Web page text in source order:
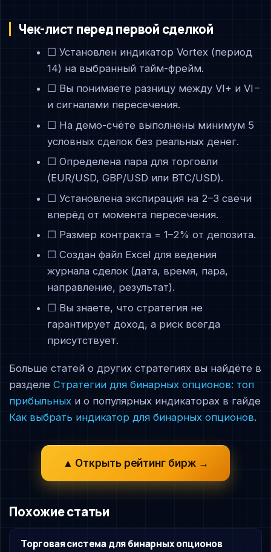
Чек-лист перед первой сделкой
☐ Установлен индикатор Vortex (период
14) на выбранный тайм-фрейм.
☐ Вы понимаете разницу между VI+ и VI−
и сигналами пересечения.
☐ На демо-счёте выполнены минимум 5
условных сделок без реальных денег.
☐ Определена пара для торговли
(EUR/USD, GBP/USD или BTC/USD).
☐ Установлена экспирация на 2–3 свечи
вперёд от момента пересечения.
☐ Размер контракта = 1–2% от депозита.
☐ Создан файл Excel для ведения
журнала сделок (дата, время, пара,
направление, результат).
☐ Вы знаете, что стратегия не
гарантирует доход, а риск всегда
присутствует.
Больше статей о других стратегиях вы найдёте в
разделеСтратегии для бинарных опционов: топ
прибыльных и о популярных индикаторах в гайде
Как выбрать индикатор для бинарных опционов.
▲ Открыть рейтинг бирж →
Похожие статьи
Торговая система для бинарных опционов